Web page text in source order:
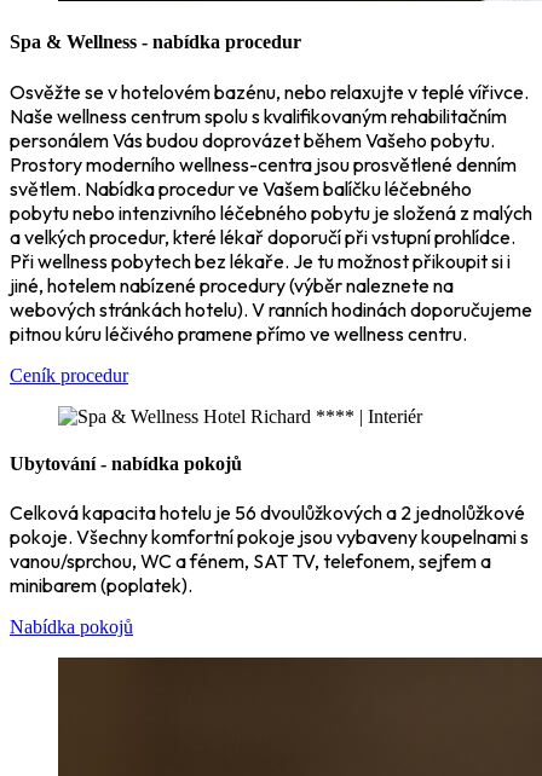
Spa & Wellness - nabídka procedur
Osvěžte se v hotelovém bazénu, nebo relaxujte v teplé vířivce.
Naše wellness centrum spolu s kvalifikovaným rehabilitačním
personálem Vás budou doprovázet během Vašeho pobytu.
Prostory moderního wellness-centra jsou prosvětlené denním
světlem. Nabídka procedur ve Vašem balíčku léčebného
pobytu nebo intenzivního léčebného pobytu je složená z malých
a velkých procedur, které lékař doporučí při vstupní prohlídce.
Při wellness pobytech bez lékaře. Je tu možnost přikoupit si i
jiné, hotelem nabízené procedury (výběr naleznete na
webových stránkách hotelu). V ranních hodinách doporučujeme
pitnou kúru léčivého pramene přímo ve wellness centru.
Ceník procedur
Ubytování - nabídka pokojů
Celková kapacita hotelu je 56 dvoulůžkových a 2 jednolůžkové
pokoje. Všechny komfortní pokoje jsou vybaveny koupelnami s
vanou/sprchou, WC a fénem, SAT TV, telefonem, sejfem a
minibarem (poplatek).
Nabídka pokojů